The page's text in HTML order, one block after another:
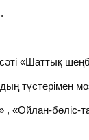
сәті «Шаттық
түстерімен
, «Ойлан-бөліс-